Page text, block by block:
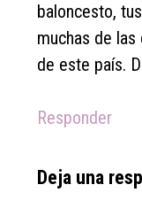
baloncesto,
muchas de
de este país.
Responder
Deja una